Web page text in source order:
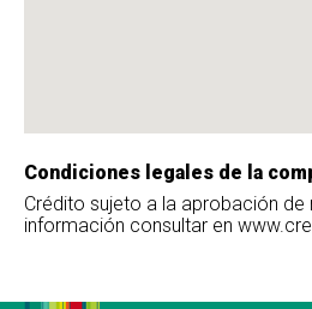
Condiciones legales de la
Crédito sujeto a la aprobación de
información consultar en